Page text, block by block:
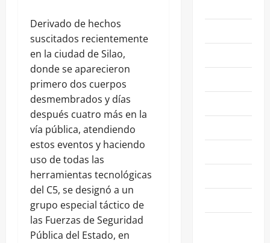
Derivado de hechos
suscitados recientemente
en la ciudad de Silao,
donde se aparecieron
primero dos cuerpos
desmembrados y días
después cuatro más en la
vía pública, atendiendo
estos eventos y haciendo
uso de todas las
herramientas tecnológicas
del C5, se designó a un
grupo especial táctico de
las Fuerzas de Seguridad
Pública del Estado, en